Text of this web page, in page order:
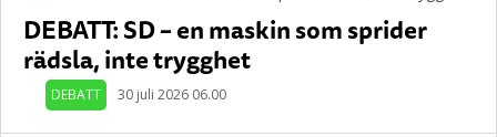
DEBATT: SD – en maskin som sprider
rädsla, inte trygghet
DEBATT 30 juli 2026 06.00